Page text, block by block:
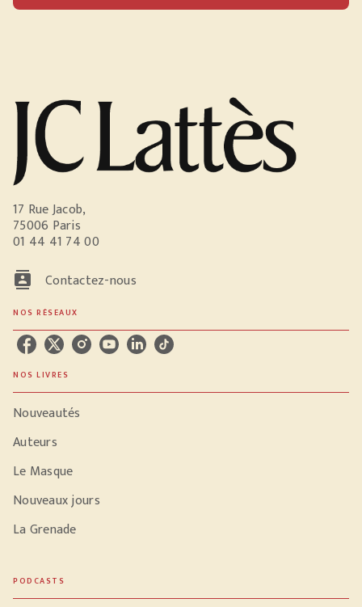
17 Rue Jacob,
75006 Paris
01 44 41 74 00
contacts Contactez-nous
NOS RÉSEAUX
NOS LIVRES
Nouveautés
Auteurs
Le Masque
Nouveaux jours
La Grenade
PODCASTS